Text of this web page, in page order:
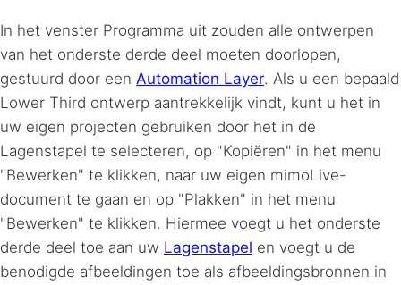
In het venster Programma uit zouden alle ontwerpen
van het onderste derde deel moeten doorlopen,
gestuurd door een Automation Layer. Als u een bepaald
Lower Third ontwerp aantrekkelijk vindt, kunt u het in
uw eigen projecten gebruiken door het in de
Lagenstapel te selecteren, op "Kopiëren" in het menu
"Bewerken" te klikken, naar uw eigen mimoLive-
document te gaan en op "Plakken" in het menu
"Bewerken" te klikken. Hiermee voegt u het onderste
derde deel toe aan uw Lagenstapel en voegt u de
benodigde afbeeldingen toe als afbeeldingsbronnen in